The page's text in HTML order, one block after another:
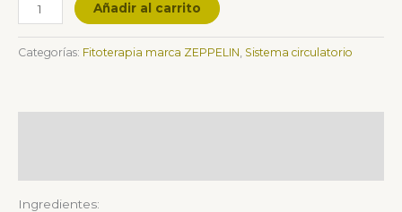
Añadir al carrito
Categorías: Fitoterapia marca ZEPPELIN, Sistema circulatorio
Ingredientes: